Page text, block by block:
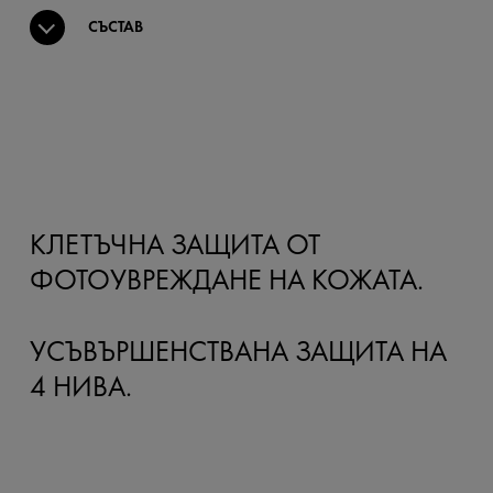
СЪСТАВ
КЛЕТЪЧНА ЗАЩИТА ОТ
ФОТОУВРЕЖДАНЕ НА КОЖАТА.
УСЪВЪРШЕНСТВАНА ЗАЩИТА НА
4 НИВА.